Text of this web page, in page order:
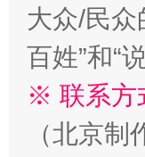
大众/民
百姓”和“
※ 联系方
（北京制